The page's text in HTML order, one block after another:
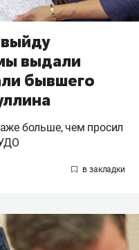
выдали
бывшего
больше, чем просил